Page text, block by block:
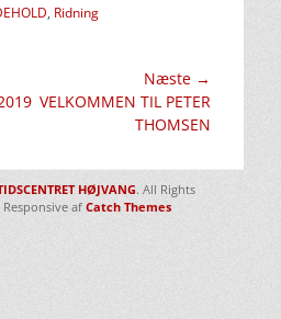
, Ridning
Næste →
Næste
VELKOMMEN TIL PETER
THOMSEN
HØJVANG. All Rights
af Catch Themes